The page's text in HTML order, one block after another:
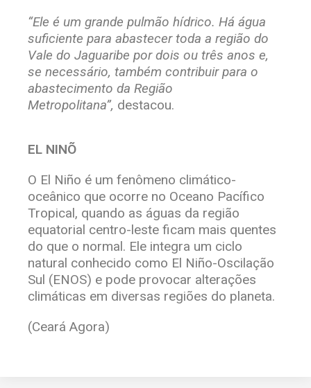
“Ele é um grande pulmão hídrico. Há água
suficiente para abastecer toda a região do
Vale do Jaguaribe por dois ou três anos e,
se necessário, também contribuir para o
abastecimento da Região
Metropolitana”, destacou.
EL NINÕ
O El Niño é um fenômeno climático-
oceânico que ocorre no Oceano Pacífico
Tropical, quando as águas da região
equatorial centro-leste ficam mais quentes
do que o normal. Ele integra um ciclo
natural conhecido como El Niño-Oscilação
Sul (ENOS) e pode provocar alterações
climáticas em diversas regiões do planeta.
(Ceará Agora)